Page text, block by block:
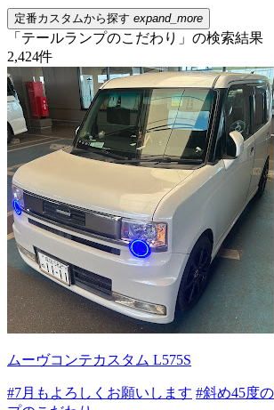
定番カスタムから探す expand_more
「テールランプのこだわり」の検索結果
2,424件
ムーヴコンテカスタム L575S
#7月もよろしくお願いします #斜め45度